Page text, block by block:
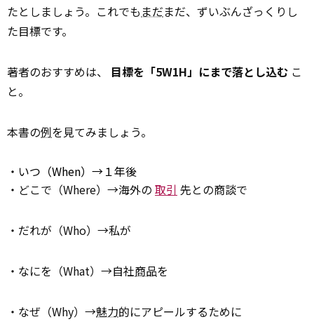
たとしましょう。これでも まだまだ、ずいぶんざっくりし
た目標です。
著者のおすすめは、 目標を「5W1H」にまで落とし込む こ
と。
本書の例を見てみましょう。
・いつ（When）→１年後
・どこで（Where）→海外の 取引 先との商談で
・だれが（Who）→私が
・なにを（What）→自社商品を
・なぜ（Why）→魅力的にアピールするために